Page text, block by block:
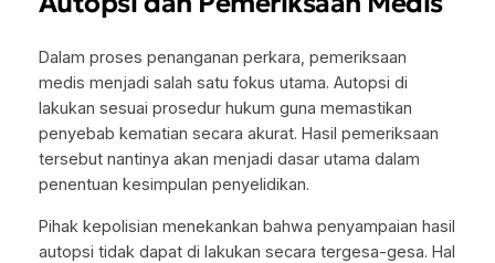
Dalam proses penanganan perkara, pemeriksaan
medis menjadi salah satu fokus utama. Autopsi di
lakukan sesuai prosedur hukum guna memastikan
penyebab kematian secara akurat. Hasil pemeriksaan
tersebut nantinya akan menjadi dasar utama dalam
penentuan kesimpulan penyelidikan.
Pihak kepolisian menekankan bahwa penyampaian hasil
autopsi tidak dapat di lakukan secara tergesa-gesa. Hal